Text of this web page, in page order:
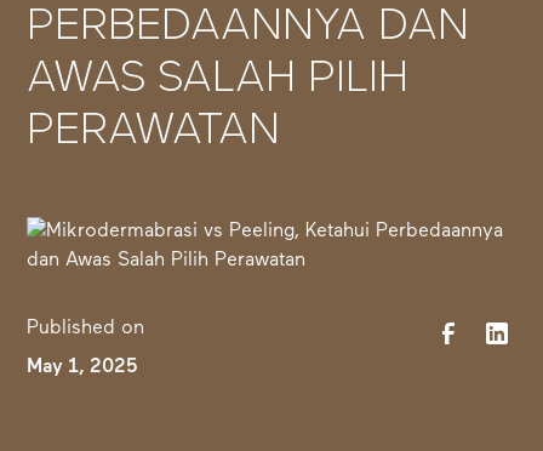
PERBEDAANNYA DAN
AWAS SALAH PILIH
PERAWATAN
Published on
May 1, 2025